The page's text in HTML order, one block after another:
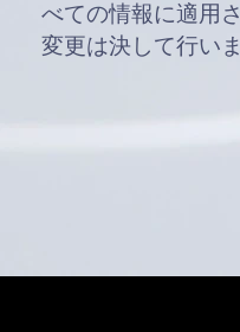
べての情報に適用
変更は決して行いま